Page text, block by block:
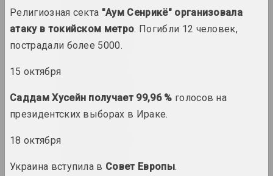
1967 год
вынікі года
вынікі года
Религиозная секта "Аум Сенрикё" организовала
атаку в токийском метро. Погибли 12 человек,
пострадали более 5000.
15 октября
Саддам Хусейн получает 99,96 % голосов на
президентских выборах в Ираке.
18 октября
Украина вступила в Совет Европы.